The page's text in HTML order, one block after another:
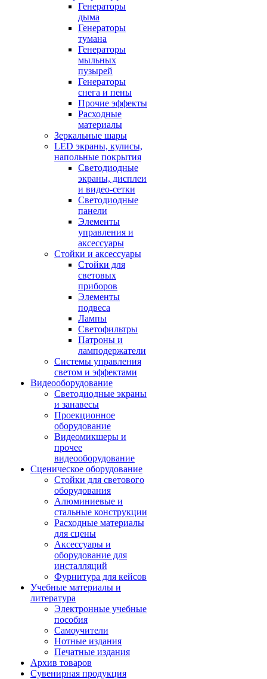
Генераторы
дыма
Генераторы
тумана
Генераторы
мыльных
пузырей
Генераторы
снега и пены
Прочие эффекты
Расходные
материалы
Зеркальные шары
LED экраны, кулисы,
напольные покрытия
Светодиодные
экраны, дисплеи
и видео-сетки
Светодиодные
панели
Элементы
управления и
аксессуары
Стойки и аксессуары
Стойки для
световых
приборов
Элементы
подвеса
Лампы
Светофильтры
Патроны и
ламподержатели
Системы управления
светом и эффектами
Видеооборудование
Светодиодные экраны
и занавесы
Проекционное
оборудование
Видеомикшеры и
прочее
видеооборудование
Сценическое оборудование
Стойки для светового
оборудования
Алюминиевые и
стальные конструкции
Расходные материалы
для сцены
Аксессуары и
оборудование для
инсталляций
Фурнитура для кейсов
Учебные материалы и
литература
Электронные учебные
пособия
Самоучители
Нотные издания
Печатные издания
Архив товаров
Сувенирная продукция